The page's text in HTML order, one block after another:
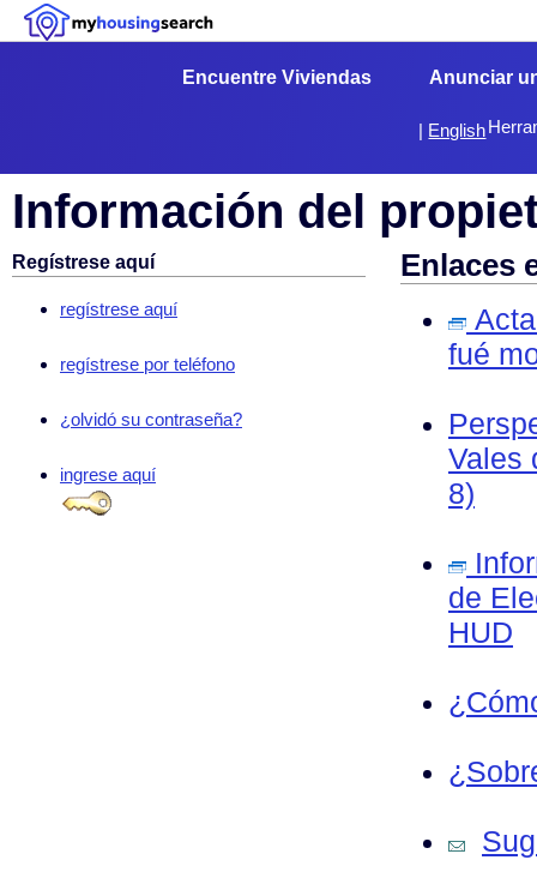
Encuentre Viviendas Anunciar
| English
Información del
Regístrese aquí
regístrese aquí
regístrese por teléfono
¿olvidó su contraseña?
ingrese aquí
Enlaces
fué
Vales
8)
de
HUD